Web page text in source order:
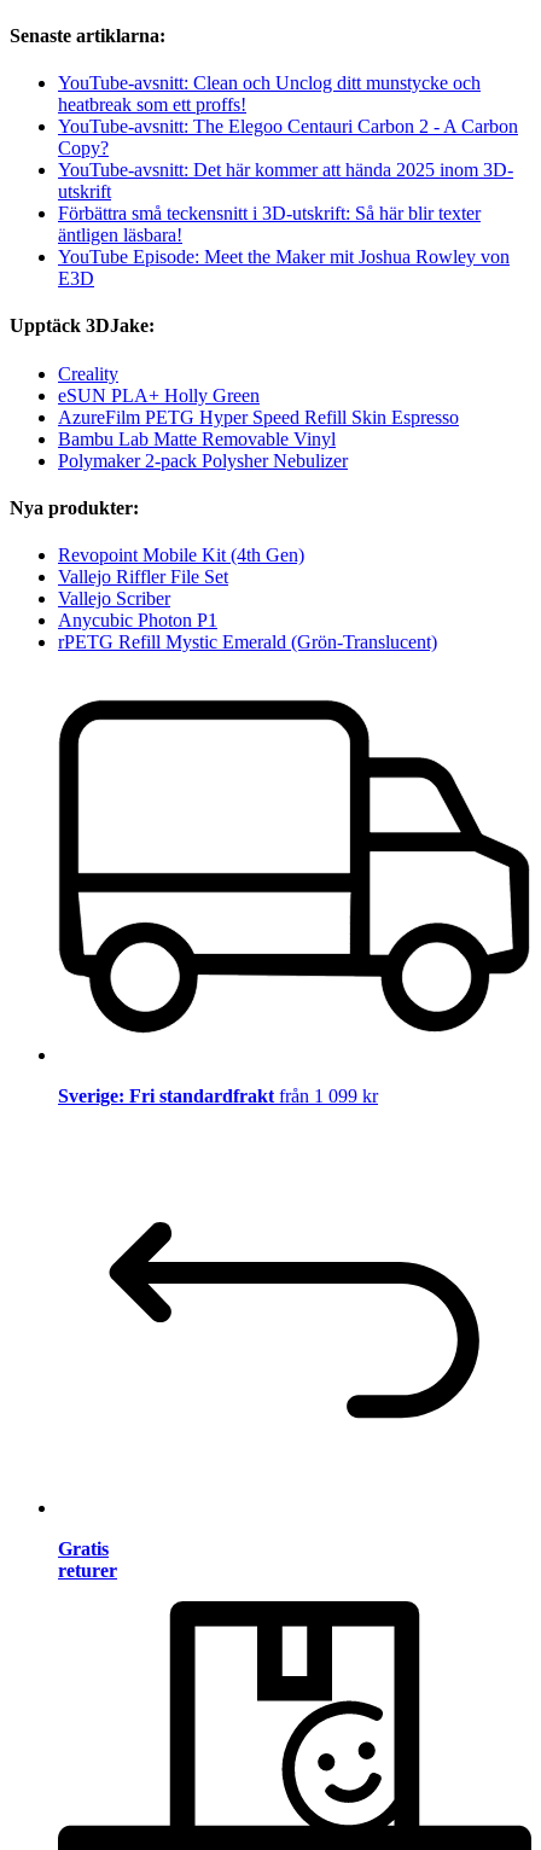
Senaste artiklarna:
YouTube-avsnitt: Clean och Unclog ditt munstycke och
heatbreak som ett proffs!
YouTube-avsnitt: The Elegoo Centauri Carbon 2 - A Carbon
Copy?
YouTube-avsnitt: Det här kommer att hända 2025 inom 3D-
utskrift
Förbättra små teckensnitt i 3D-utskrift: Så här blir texter
äntligen läsbara!
YouTube Episode: Meet the Maker mit Joshua Rowley von
E3D
Upptäck 3DJake:
Creality
eSUN PLA+ Holly Green
AzureFilm PETG Hyper Speed Refill Skin Espresso
Bambu Lab Matte Removable Vinyl
Polymaker 2-pack Polysher Nebulizer
Nya produkter:
Revopoint Mobile Kit (4th Gen)
Vallejo Riffler File Set
Vallejo Scriber
Anycubic Photon P1
rPETG Refill Mystic Emerald (Grön-Translucent)
Sverige: Fri standardfrakt från 1 099 kr
Gratis
returer